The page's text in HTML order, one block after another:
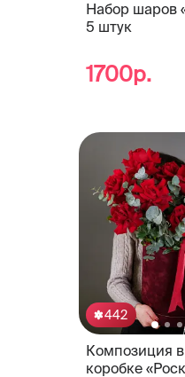
Набор шаров
5 штук
1700р.
442
Композиция
коробке